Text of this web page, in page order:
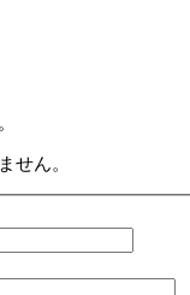
せん。